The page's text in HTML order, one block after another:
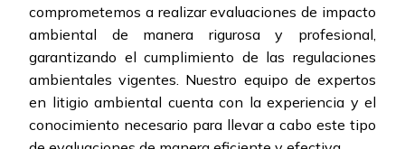
comprometemos a realizar evaluaciones de impacto
ambiental de manera rigurosa y profesional,
garantizando el cumplimiento de las regulaciones
ambientales vigentes. Nuestro equipo de expertos
en litigio ambiental cuenta con la experiencia y el
conocimiento necesario para llevar a cabo este tipo